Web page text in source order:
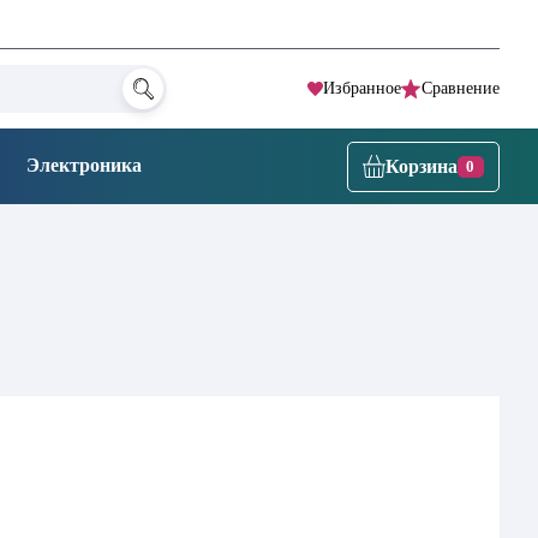
Избранное Сравнение
Электроника Корзина 0